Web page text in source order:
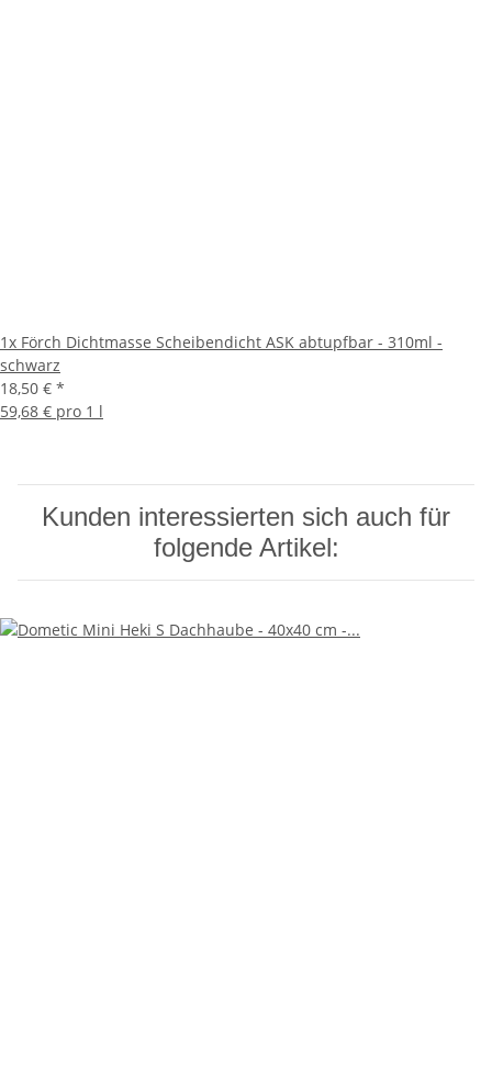
1x Förch Dichtmasse Scheibendicht ASK abtupfbar - 310ml -
schwarz
18,50 € *
59,68 € pro 1 l
Kunden interessierten sich auch für
folgende Artikel: